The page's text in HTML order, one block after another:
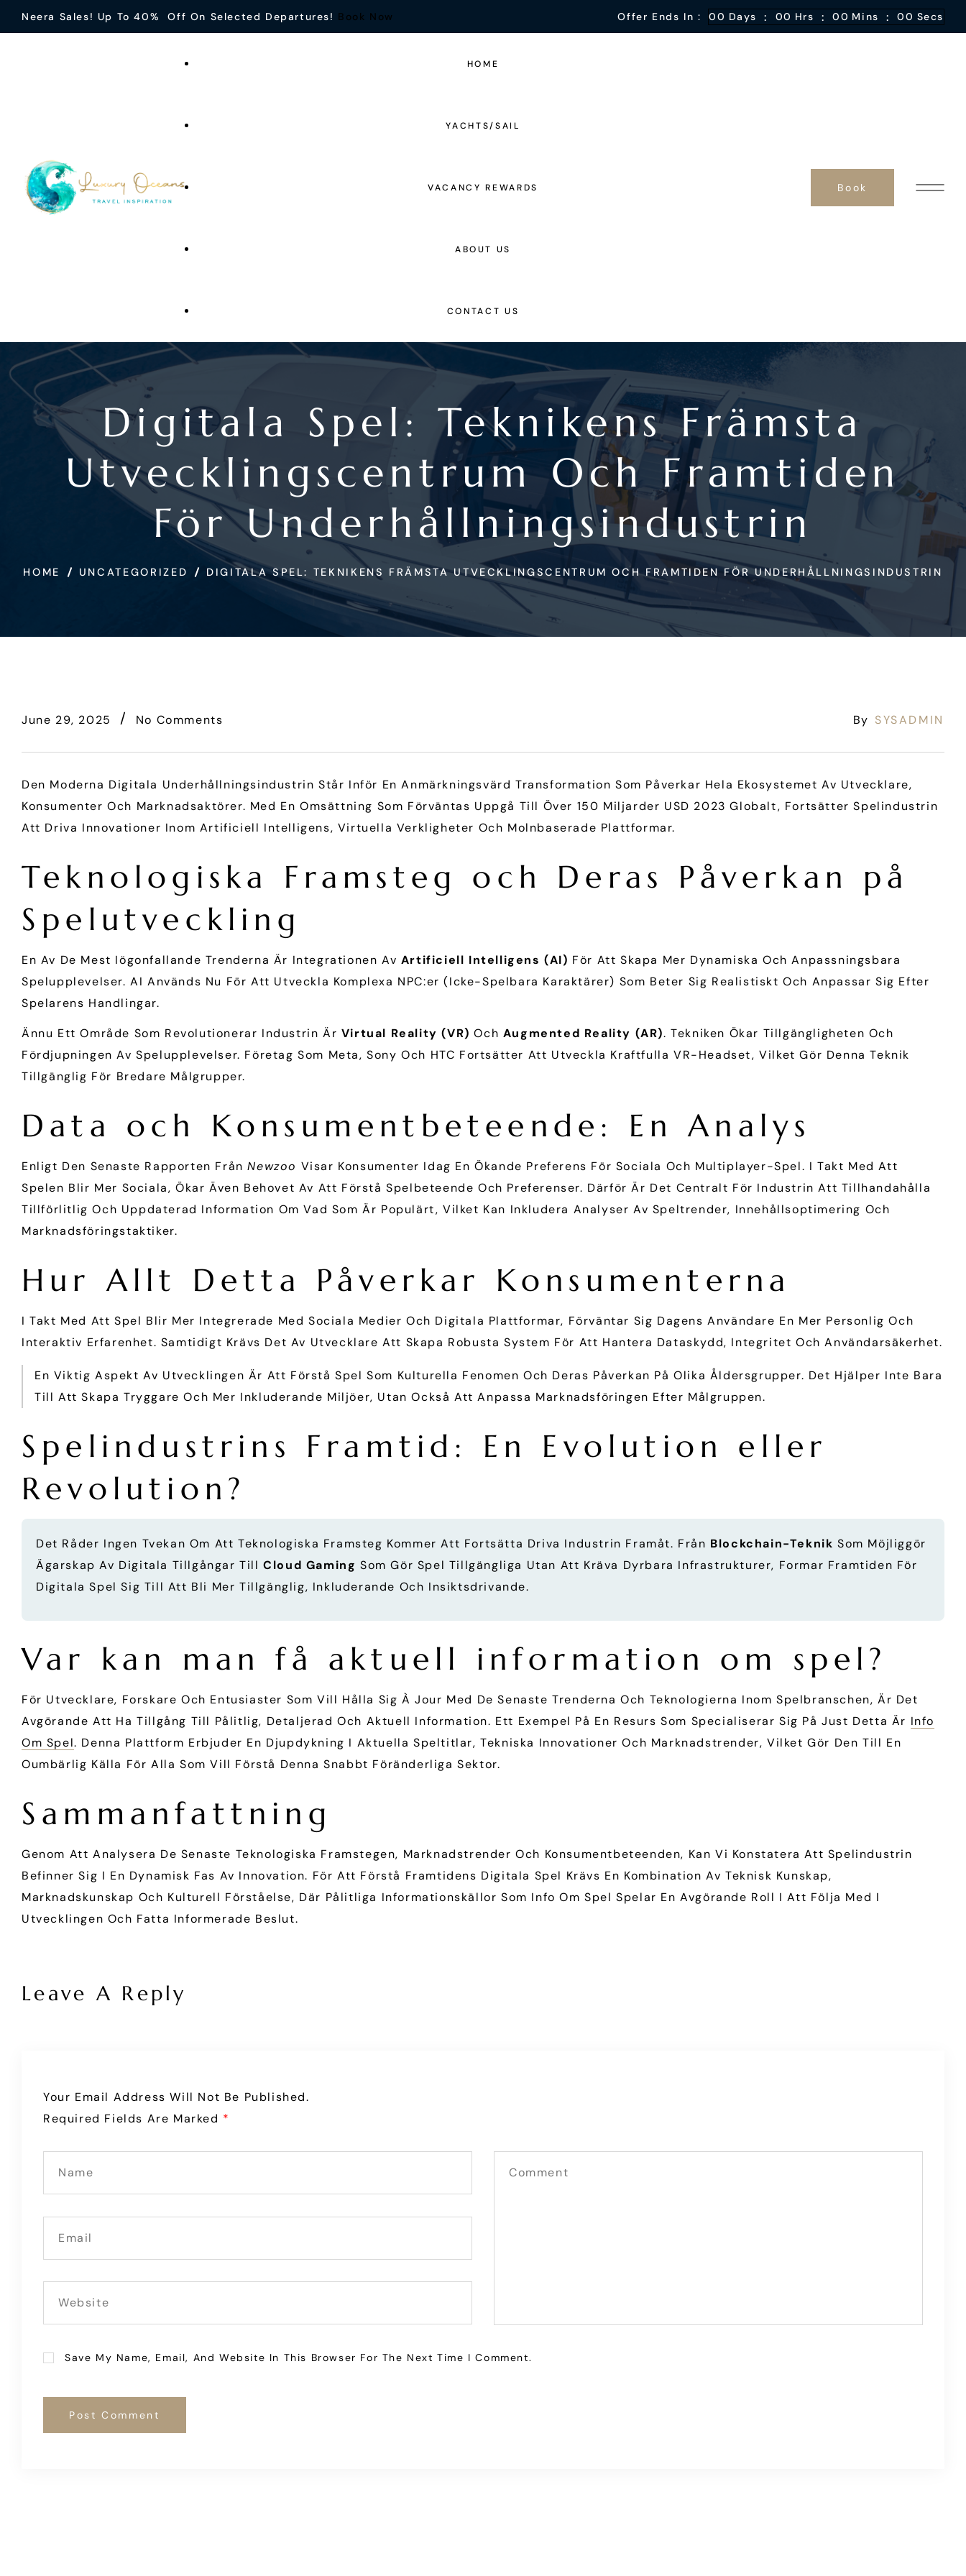
Neera Sales! Up To 40% Off On Selected Departures! Book Now Offer Ends In : 00 Days : 00 Hrs : 00 Mins : 00 Secs
HOME
YACHTS/SAIL
VACANCY REWARDS
ABOUT US
CONTACT US
Book
Digitala Spel: Teknikens Främsta
Utvecklingscentrum Och Framtiden
För Underhållningsindustrin
HOME UNCATEGORIZED DIGITALA SPEL: TEKNIKENS FRÄMSTA UTVECKLINGSCENTRUM OCH FRAMTIDEN FÖR UNDERHÅLLNINGSINDUSTRIN
June 29, 2025 No Comments By SYSADMIN
Den Moderna Digitala Underhållningsindustrin Står Inför En Anmärkningsvärd Transformation Som Påverkar Hela Ekosystemet Av Utvecklare,
Konsumenter Och Marknadsaktörer. Med En Omsättning Som Förväntas Uppgå Till Över 150 Miljarder USD 2023 Globalt, Fortsätter Spelindustrin
Att Driva Innovationer Inom Artificiell Intelligens, Virtuella Verkligheter Och Molnbaserade Plattformar.
Teknologiska Framsteg och Deras Påverkan på
Spelutveckling
En Av De Mest Iögonfallande Trenderna Är Integrationen Av Artificiell Intelligens (AI) För Att Skapa Mer Dynamiska Och Anpassningsbara
Spelupplevelser. AI Används Nu För Att Utveckla Komplexa NPC:er (icke-Spelbara Karaktärer) Som Beter Sig Realistiskt Och Anpassar Sig Efter
Spelarens Handlingar.
Ännu Ett Område Som Revolutionerar Industrin Är Virtual Reality (VR) Och Augmented Reality (AR). Tekniken Ökar Tillgängligheten Och
Fördjupningen Av Spelupplevelser. Företag Som Meta, Sony Och HTC Fortsätter Att Utveckla Kraftfulla VR-Headset, Vilket Gör Denna Teknik
Tillgänglig För Bredare Målgrupper.
Data och Konsumentbeteende: En Analys
Enligt Den Senaste Rapporten FrånNewzoo Visar Konsumenter Idag En Ökande Preferens För Sociala Och Multiplayer-Spel. I Takt Med Att
Spelen Blir Mer Sociala, Ökar Även Behovet Av Att Förstå Spelbeteende Och Preferenser. Därför Är Det Centralt För Industrin Att Tillhandahålla
Tillförlitlig Och Uppdaterad Information Om Vad Som Är Populärt, Vilket Kan Inkludera Analyser Av Speltrender, Innehållsoptimering Och
Marknadsföringstaktiker.
Hur Allt Detta Påverkar Konsumenterna
I Takt Med Att Spel Blir Mer Integrerade Med Sociala Medier Och Digitala Plattformar, Förväntar Sig Dagens Användare En Mer Personlig Och
Interaktiv Erfarenhet. Samtidigt Krävs Det Av Utvecklare Att Skapa Robusta System För Att Hantera Dataskydd, Integritet Och Användarsäkerhet.
En Viktig Aspekt Av Utvecklingen Är Att Förstå Spel Som Kulturella Fenomen Och Deras Påverkan På Olika Åldersgrupper. Det Hjälper Inte Bara
Till Att Skapa Tryggare Och Mer Inkluderande Miljöer, Utan Också Att Anpassa Marknadsföringen Efter Målgruppen.
Spelindustrins Framtid: En Evolution eller
Revolution?
Det Råder Ingen Tvekan Om Att Teknologiska Framsteg Kommer Att Fortsätta Driva Industrin Framåt. Från Blockchain-Teknik Som Möjliggör
Ägarskap Av Digitala Tillgångar TillCloud Gaming Som Gör Spel Tillgängliga Utan Att Kräva Dyrbara Infrastrukturer, Formar Framtiden För
Digitala Spel Sig Till Att Bli Mer Tillgänglig, Inkluderande Och Insiktsdrivande.
Var kan man få aktuell information om spel?
För Utvecklare, Forskare Och Entusiaster Som Vill Hålla Sig À Jour Med De Senaste Trenderna Och Teknologierna Inom Spelbranschen, Är Det
Avgörande Att Ha Tillgång Till Pålitlig, Detaljerad Och Aktuell Information. Ett Exempel På En Resurs Som Specialiserar Sig På Just Detta Är Info
Om Spel. Denna Plattform Erbjuder En Djupdykning I Aktuella Speltitlar, Tekniska Innovationer Och Marknadstrender, Vilket Gör Den Till En
Oumbärlig Källa För Alla Som Vill Förstå Denna Snabbt Föränderliga Sektor.
Sammanfattning
Genom Att Analysera De Senaste Teknologiska Framstegen, Marknadstrender Och Konsumentbeteenden, Kan Vi Konstatera Att Spelindustrin
Befinner Sig I En Dynamisk Fas Av Innovation. För Att Förstå Framtidens Digitala Spel Krävs En Kombination Av Teknisk Kunskap,
Marknadskunskap Och Kulturell Förståelse, Där Pålitliga Informationskällor Som Info Om Spel Spelar En Avgörande Roll I Att Följa Med I
Utvecklingen Och Fatta Informerade Beslut.
Leave A Reply
Your Email Address Will Not Be Published.
Required Fields Are Marked *
Save My Name, Email, And Website In This Browser For The Next Time I Comment.